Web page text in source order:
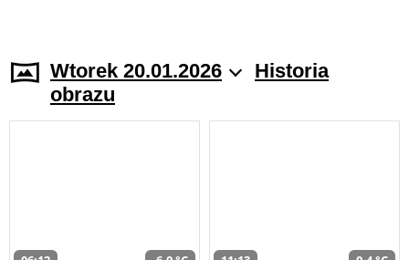
Wtorek 20.01.2026
Historia
obrazu